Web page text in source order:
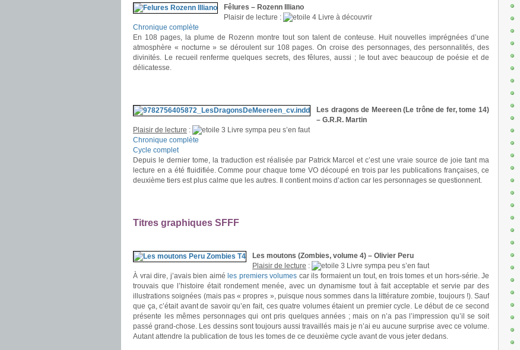
Fêlures – Rozenn Illiano
Plaisir de lecture :
Livre à découvrir
Chronique complète
En 108 pages, la plume de Rozenn montre tout son talent de conteuse. Huit nouvelles imprégnées d’une
atmosphère « nocturne » se déroulent sur 108 pages. On croise des personnages, des personnalités, des
divinités. Le recueil renferme quelques secrets, des fêlures, aussi ; le tout avec beaucoup de poésie et de
délicatesse.
Les dragons de Meereen (Le trône de fer, tome 14)
– G.R.R. Martin
Plaisir de lecture :
Livre sympa peu s’en faut
Chronique complète
Cycle complet
Depuis le dernier tome, la traduction est réalisée par Patrick Marcel et c’est une vraie source de joie tant ma
lecture en a été fluidifiée. Comme pour chaque tome VO découpé en trois par les publications françaises, ce
deuxième tiers est plus calme que les autres. Il contient moins d’action car les personnages se questionnent.
Titres graphiques SFFF
Les moutons (Zombies, volume 4) – Olivier Peru
Plaisir de lecture :
Livre sympa peu s’en faut
À vrai dire, j’avais bien aimé les premiers volumes car ils formaient un tout, en trois tomes et un hors-série. Je
trouvais que l’histoire était rondement menée, avec un dynamisme tout à fait acceptable et servie par des
illustrations soignées (mais pas « propres », puisque nous sommes dans la littérature zombie, toujours !). Sauf
que ça, c’était avant de savoir qu’en fait, ces quatre volumes étaient un premier cycle. Le début de ce second
présente les mêmes personnages qui ont pris quelques années ; mais on n’a pas l’impression qu’il se soit
passé grand-chose. Les dessins sont toujours aussi travaillés mais je n’ai eu aucune surprise avec ce volume.
Autant attendre la publication de tous les tomes de ce deuxième cycle avant de vous jeter dedans.